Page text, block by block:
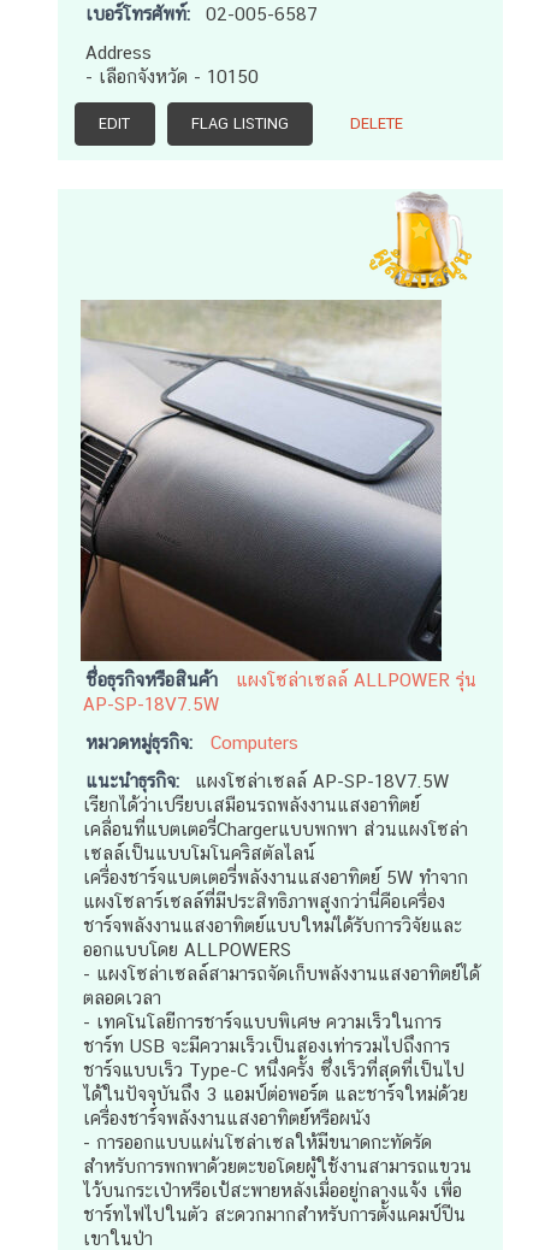
เบอร์โทรศัพท์:
02-005-6587
Address
- เลือกจังหวัด - 10150
EDIT FLAG LISTING DELETE
ชื่อธุรกิจหรือสินค้า
แผงโซล่าเซลล์ ALLPOWER รุ่น
AP-SP-18V7.5W
หมวดหมู่ธุรกิจ:
Computers
แนะนำธุรกิจ:
แผงโซล่าเซลล์ AP-SP-18V7.5W
เรียกได้ว่าเปรียบเสมือนรถพลังงานแสงอาทิตย์
เคลื่อนที่แบตเตอรี่Chargerแบบพกพา ส่วนแผงโซล่า
เซลล์เป็นแบบโมโนคริสตัลไลน์
เครื่องชาร์จแบตเตอรี่พลังงานแสงอาทิตย์ 5W ทำจาก
แผงโซลาร์เซลล์ที่มีประสิทธิภาพสูงกว่านี่คือเครื่อง
ชาร์จพลังงานแสงอาทิตย์แบบใหม่ได้รับการวิจัยและ
ออกแบบโดย ALLPOWERS
- แผงโซล่าเซลล์สามารถจัดเก็บพลังงานแสงอาทิตย์ได้
ตลอดเวลา
- เทคโนโลยีการชาร์จแบบพิเศษ ความเร็วในการ
ชาร์ท USB จะมีความเร็วเป็นสองเท่ารวมไปถึงการ
ชาร์จแบบเร็ว Type-C หนึ่งครั้ง ซึ่งเร็วที่สุดที่เป็นไป
ได้ในปัจจุบันถึง 3 แอมป์ต่อพอร์ต และชาร์จใหม่ด้วย
เครื่องชาร์จพลังงานแสงอาทิตย์หรือผนัง
- การออกแบบแผ่นโซล่าเซลให้มีขนาดกะทัดรัด
สำหรับการพกพาด้วยตะขอโดยผู้ใช้งานสามารถแขวน
ไว้บนกระเป๋าหรือเป้สะพายหลังเมื่ออยู่กลางแจ้ง เพื่อ
ชาร์ทไฟไปในตัว สะดวกมากสำหรับการตั้งแคมป์ปีน
เขาในป่า